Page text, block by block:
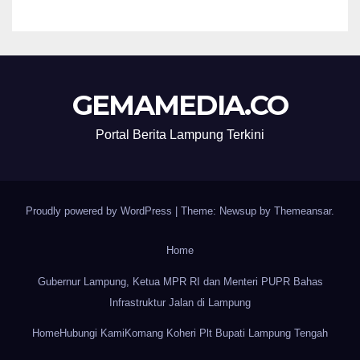
GEMAMEDIA.CO
Portal Berita Lampung Terkini
Proudly powered by WordPress Theme: Newsup by Themeansar.
Home
Gubernur Lampung, Ketua MPR RI dan Menteri PUPR Bahas
Infrastruktur Jalan di Lampung
HomeHubungi Kami Komang Koheri Plt Bupati Lampung Tengah